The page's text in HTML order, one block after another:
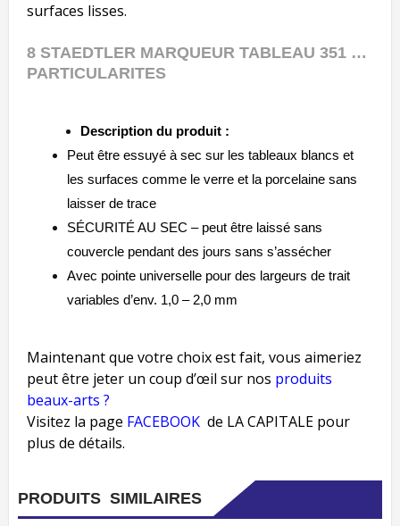
surfaces lisses.
8 STAEDTLER MARQUEUR TABLEAU 351 …
PARTICULARITES
Description du produit :
Peut être essuyé à sec sur les tableaux blancs et
les surfaces comme le verre et la porcelaine sans
laisser de trace
SÉCURITÉ AU SEC – peut être laissé sans
couvercle pendant des jours sans s’assécher
Avec pointe universelle pour des largeurs de trait
variables d’env. 1,0 – 2,0 mm
Maintenant que votre choix est fait, vous aimeriez
peut être jeter un coup d’œil sur nos produits
beaux-arts ?
Visitez la page FACEBOOK de LA CAPITALE pour
plus de détails.
PRODUITS SIMILAIRES